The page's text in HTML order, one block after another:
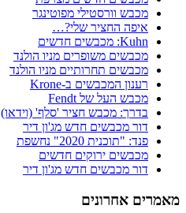
מכבש וורסטילי מפוטינגר
איפה החציר שלי?…
Kuhn: מכבשים חדשים
מכבשים משופרים מניו הולנד
מכבשים תחרותיים מניו הולנד
רענון המכבשים ב-Krone
מכבש העל של Fendt
בדרך: מכבש חציר 'סלף' (וידאו)
דור מכבשים חדש מג'ון דיר
פנד: "תוכנית 2020" נחשפת
מכבשים ירוקים חדשים
דור מכבשים חדש מג'ון דיר
מאמרים אחרונים